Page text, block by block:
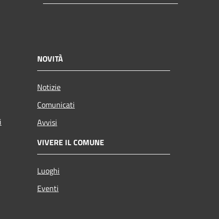
NOVITÀ
Notizie
Comunicati
Avvisi
VIVERE IL COMUNE
Luoghi
Eventi